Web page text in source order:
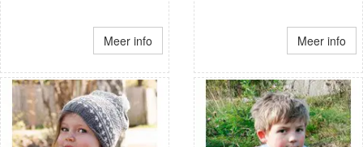
Meer info Meer info